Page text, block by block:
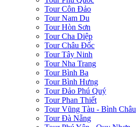
Tour Côn Đảo
Tour Nam Du
Tour Hòn Sơn
Tour Cha Diệp
Tour Châu Đốc
Tour Tây Ninh
Tour Nha Trang
Tour Bình Ba
Tour Bình Hưng
Tour Đảo Phú Quý
Tour Phan Thiết
Tour Vũng Tàu - Bình Châu
Tour Đà Nẵng